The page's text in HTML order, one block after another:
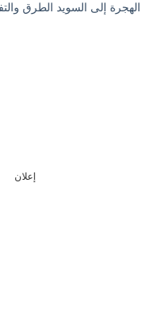
الهجرة إلى السويد الطرق
إعلان